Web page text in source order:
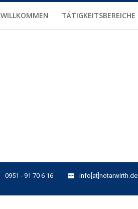
WILLKOMMEN TÄTIGKEITSBEREICHE
0951 - 91 70 6 16 info[at]notarwirth.de